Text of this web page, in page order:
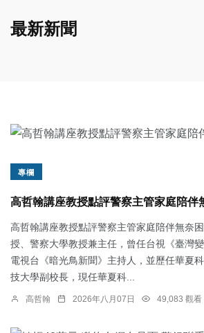
最新新聞
專欄
高哲翰講座教授點評警察主管家庭陪伴
高哲翰講座教授點評警察主管家庭陪伴無奈
授、警察大學教授兼主任，曾任台視《臺灣
電視台《暗光鳥新聞》主持人，並歷任華夏
技大學副校長，現任華夏科...
高哲翰 2026年八月07日 49,083 觀看